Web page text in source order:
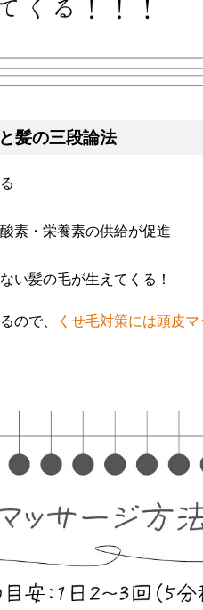
髪の三段論法
素・栄養素の供給が促進
い髪の毛が生えてくる！
ので、 くせ毛対策には頭皮マ